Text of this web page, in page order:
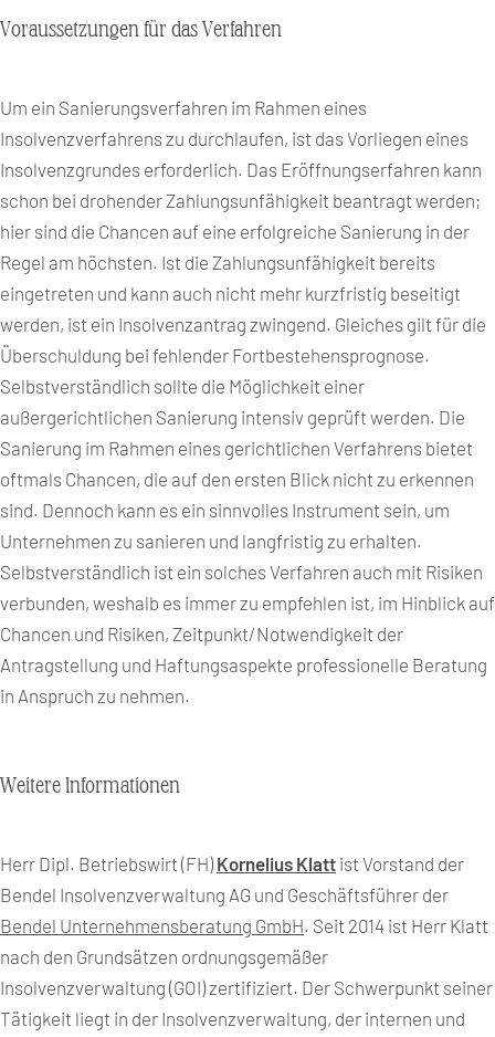
Voraussetzungen für das Verfahren
Um ein Sanierungsverfahren im Rahmen eines
Insolvenzverfahrens zu durchlaufen, ist das Vorliegen eines
Insolvenzgrundes erforderlich. Das Eröffnungserfahren kann
schon bei drohender Zahlungsunfähigkeit beantragt werden;
hier sind die Chancen auf eine erfolgreiche Sanierung in der
Regel am höchsten. Ist die Zahlungsunfähigkeit bereits
eingetreten und kann auch nicht mehr kurzfristig beseitigt
werden, ist ein Insolvenzantrag zwingend. Gleiches gilt für die
Überschuldung bei fehlender Fortbestehensprognose.
Selbstverständlich sollte die Möglichkeit einer
außergerichtlichen Sanierung intensiv geprüft werden. Die
Sanierung im Rahmen eines gerichtlichen Verfahrens bietet
oftmals Chancen, die auf den ersten Blick nicht zu erkennen
sind. Dennoch kann es ein sinnvolles Instrument sein, um
Unternehmen zu sanieren und langfristig zu erhalten.
Selbstverständlich ist ein solches Verfahren auch mit Risiken
verbunden, weshalb es immer zu empfehlen ist, im Hinblick auf
Chancen und Risiken, Zeitpunkt/Notwendigkeit der
Antragstellung und Haftungsaspekte professionelle Beratung
in Anspruch zu nehmen.
Weitere Informationen
Herr Dipl. Betriebswirt (FH) Kornelius Klatt ist Vorstand der
Bendel Insolvenzverwaltung AG und Geschäftsführer der
Bendel Unternehmensberatung GmbH. Seit 2014 ist Herr Klatt
nach den Grundsätzen ordnungsgemäßer
Insolvenzverwaltung (GOI) zertifiziert. Der Schwerpunkt seiner
Tätigkeit liegt in der Insolvenzverwaltung, der internen und